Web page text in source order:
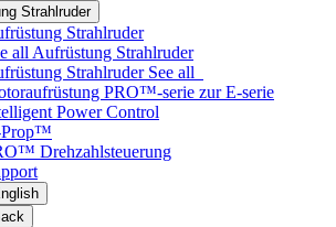
Strahlruder
Strahlruder
all Aufrüstung Strahlruder
Strahlruder See all
PRO™-serie zur E-serie
Power Control
Drehzahlsteuerung